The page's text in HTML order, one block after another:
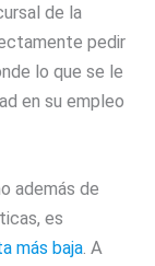
de la
pedir
lo que se le
en su empleo
además de
es
más baja. A